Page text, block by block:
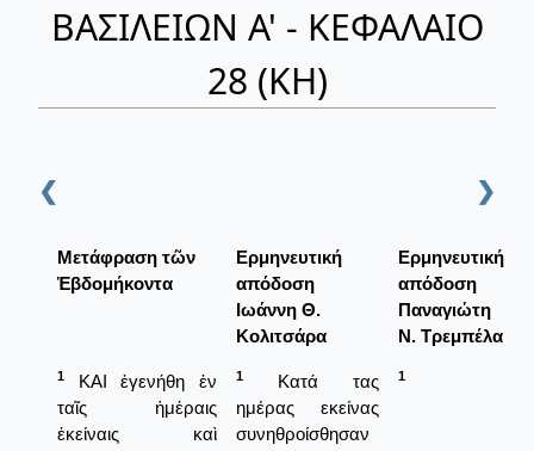
ΒΑΣΙΛΕΙΩΝ Α' - ΚΕΦΑΛΑΙΟ
28 (ΚΗ)
❮ ❯
Μετάφραση τῶν
Ἑβδομήκοντα
Ερμηνευτική
απόδοση
Ιωάννη Θ.
Κολιτσάρα
Ερμηνευτική
απόδοση
Παναγιώτη
Ν. Τρεμπέλα
1
ΚΑΙ ἐγενήθη ἐν
ταῖς ἡμέραις
ἐκείναις καὶ
1
Κατά τας
ημέρας εκείνας
συνηθροίσθησαν
1